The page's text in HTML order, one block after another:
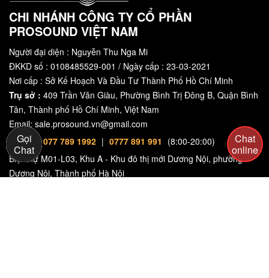
CHI NHÁNH CÔNG TY CỔ PHẦN
PROSOUND VIỆT NAM
Người đại diện : Nguyễn Thu Nga Mi
ĐKKD số : 0108485529-001 / Ngày cấp : 23-03-2021
Nơi cấp : Sở Kế Hoạch Và Đầu Tư Thành Phố Hồ Chí Minh
Trụ sở : 409 Trần Văn Giàu, Phường Bình Trị Đông B, Quận Bình
Tân, Thành phố Hồ Chí Minh, Việt Nam
Email: sale.prosound.vn@gmail.com
Hotline:
077 789 1992 | 0777 891 991 (8:00-20:00)
Biệt thự M01-L03, Khu A - Khu đô thị mới Dương Nội, phường
Dương Nội, Thành phố Hà Nội
Gọi
Chat
Chat
online